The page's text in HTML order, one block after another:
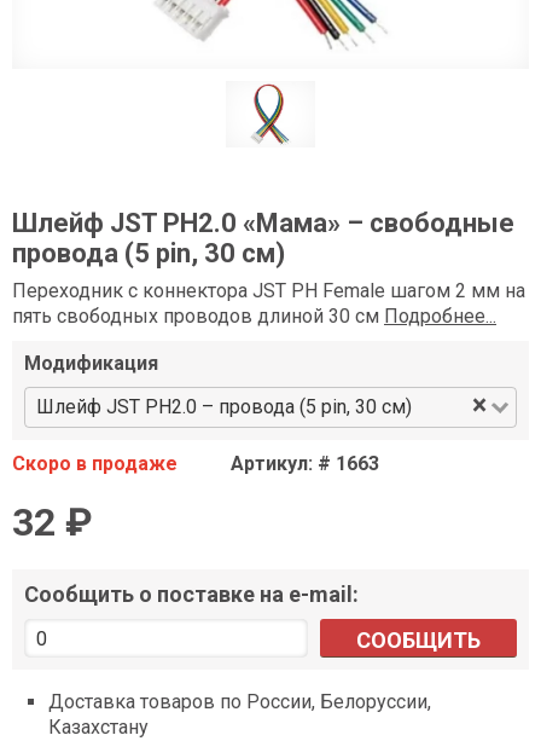
Шлейф JST PH2.0 «Мама» – свободные
провода (5 pin, 30 см)
Переходник с коннектора JST PH Female шагом 2 мм на
пять свободных проводов длиной 30 см Подробнее...
Модификация
Шлейф JST PH2.0 – провода (5 pin, 30 см)
×
Скоро в продаже Артикул: # 1663
32 ₽
Сообщить о поставке на e-mail:
СООБЩИТЬ
Доставка товаров по России, Белоруссии,
Казахстану